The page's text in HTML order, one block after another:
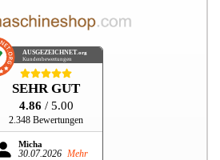
AUSGEZEICHNET .org
Kundenbewertungen
SEHR GUT
4.86 / 5.00
2.348 Bewertungen
Micha
30.07.2026 Mehr